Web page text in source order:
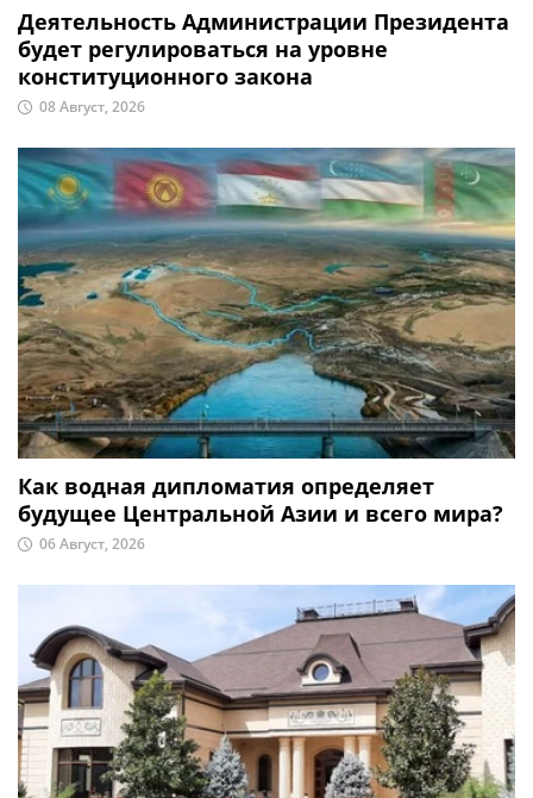
Деятельность Администрации Президента
будет регулироваться на уровне
конституционного закона
08 Август, 2026
Как водная дипломатия определяет
будущее Центральной Азии и всего мира?
06 Август, 2026